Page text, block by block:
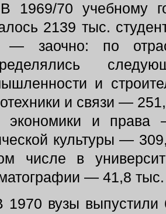
1969/70 учебному
2139 тыс.
— заочно: по
и
и связи —
экономики и права
культуры —
числе в
— 41,8 тыс.
вузы выпустили